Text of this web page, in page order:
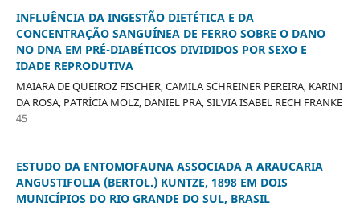
INFLUÊNCIA DA INGESTÃO DIETÉTICA E DA
CONCENTRAÇÃO SANGUÍNEA DE FERRO SOBRE O DANO
NO DNA EM PRÉ-DIABÉTICOS DIVIDIDOS POR SEXO E
IDADE REPRODUTIVA
MAIARA DE QUEIROZ FISCHER, CAMILA SCHREINER PEREIRA, KARINI
DA ROSA, PATRÍCIA MOLZ, DANIEL PRA, SILVIA ISABEL RECH FRANKE
45
ESTUDO DA ENTOMOFAUNA ASSOCIADA A ARAUCARIA
ANGUSTIFOLIA (BERTOL.) KUNTZE, 1898 EM DOIS
MUNICÍPIOS DO RIO GRANDE DO SUL, BRASIL